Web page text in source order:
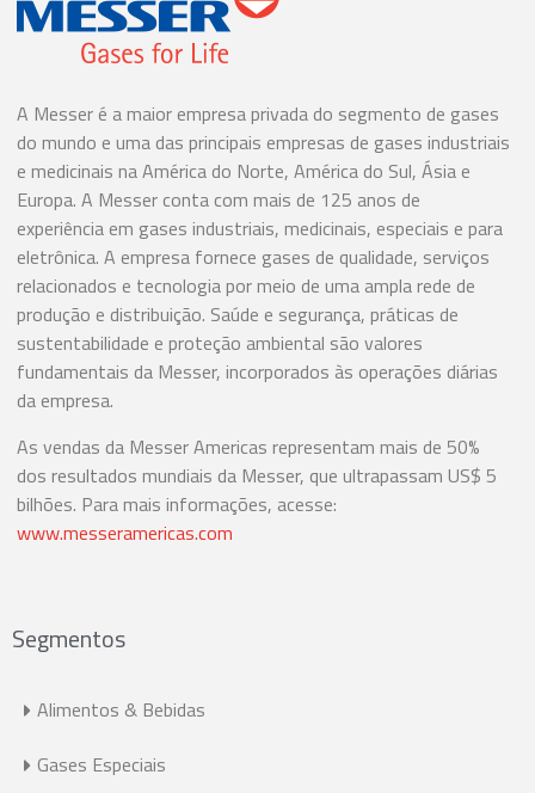
A Messer é a maior empresa privada do segmento de gases
do mundo e uma das principais empresas de gases industriais
e medicinais na América do Norte, América do Sul, Ásia e
Europa. A Messer conta com mais de 125 anos de
experiência em gases industriais, medicinais, especiais e para
eletrônica. A empresa fornece gases de qualidade, serviços
relacionados e tecnologia por meio de uma ampla rede de
produção e distribuição. Saúde e segurança, práticas de
sustentabilidade e proteção ambiental são valores
fundamentais da Messer, incorporados às operações diárias
da empresa.
As vendas da Messer Americas representam mais de 50%
dos resultados mundiais da Messer, que ultrapassam US$ 5
bilhões. Para mais informações, acesse:
www.messeramericas.com
Segmentos
Alimentos & Bebidas
Gases Especiais